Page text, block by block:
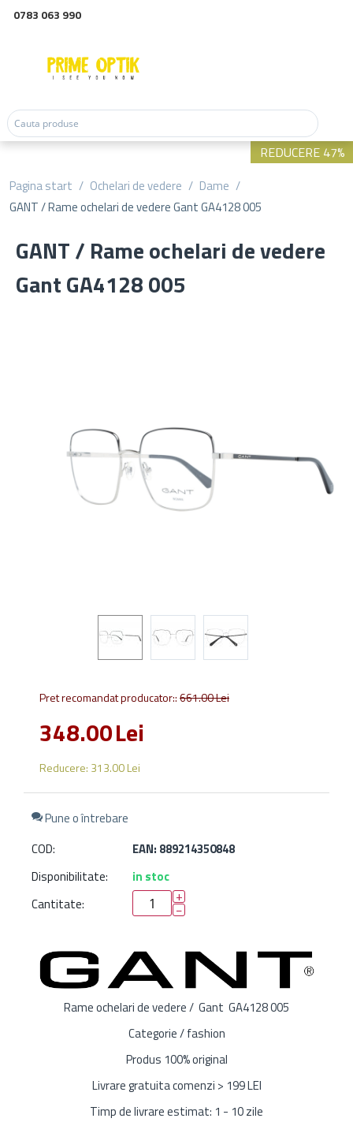
0783 063 990
Pagina start / Ochelari de vedere / Dame /
GANT / Rame ochelari de vedere Gant GA4128 005
GANT / Rame ochelari de vedere
Gant GA4128 005
Pret recomandat producator::661.00Lei
348.00Lei
Reducere: 313.00Lei
REDUCERE 47%
Pune o întrebare
COD:
EAN: 889214350848
Disponibilitate:
in stoc
Cantitate:
+
−
Rame ochelari de vedere / Gant GA4128 005
Categorie / fashion
Produs 100% original
Livrare gratuita comenzi > 199 LEI
Timp de livrare estimat: 1 - 10 zile